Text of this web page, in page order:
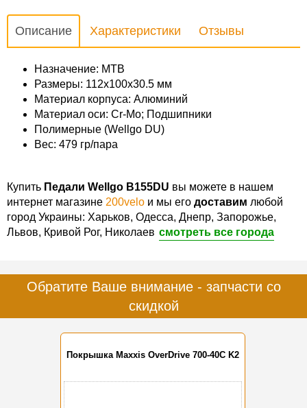
Описание Характеристики Отзывы
Назначение: MTB
Размеры: 112х100х30.5 мм
Материал корпуса: Алюминий
Материал оси: Cr-Mo; Подшипники
Полимерные (Wellgo DU)
Вес: 479 гр/пара
Купить Педали Wellgo B155DU вы можете в нашем
интернет магазине 200velo и мы его доставим любой
город Украины: Харьков, Одесса, Днепр, Запорожье,
Львов, Кривой Рог, Николаев смотреть все города
Обратите Ваше внимание - запчасти со
скидкой
Покрышка Maxxis OverDrive 700-40C K2